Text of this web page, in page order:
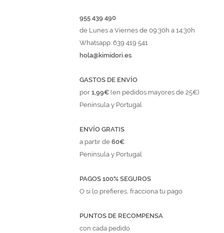
955 439 490
de Lunes a Viernes de 09:30h a 14:30h
Whatsapp: 639 419 541
hola@kimidori.es
GASTOS DE ENVÍO
por1,99€(en pedidos mayores de 25€)
Península y Portugal
ENVÍO GRATIS
a partir de60€
Península y Portugal
PAGOS 100% SEGUROS
O si lo prefieres, fracciona tu pago
PUNTOS DE RECOMPENSA
con cada pedido